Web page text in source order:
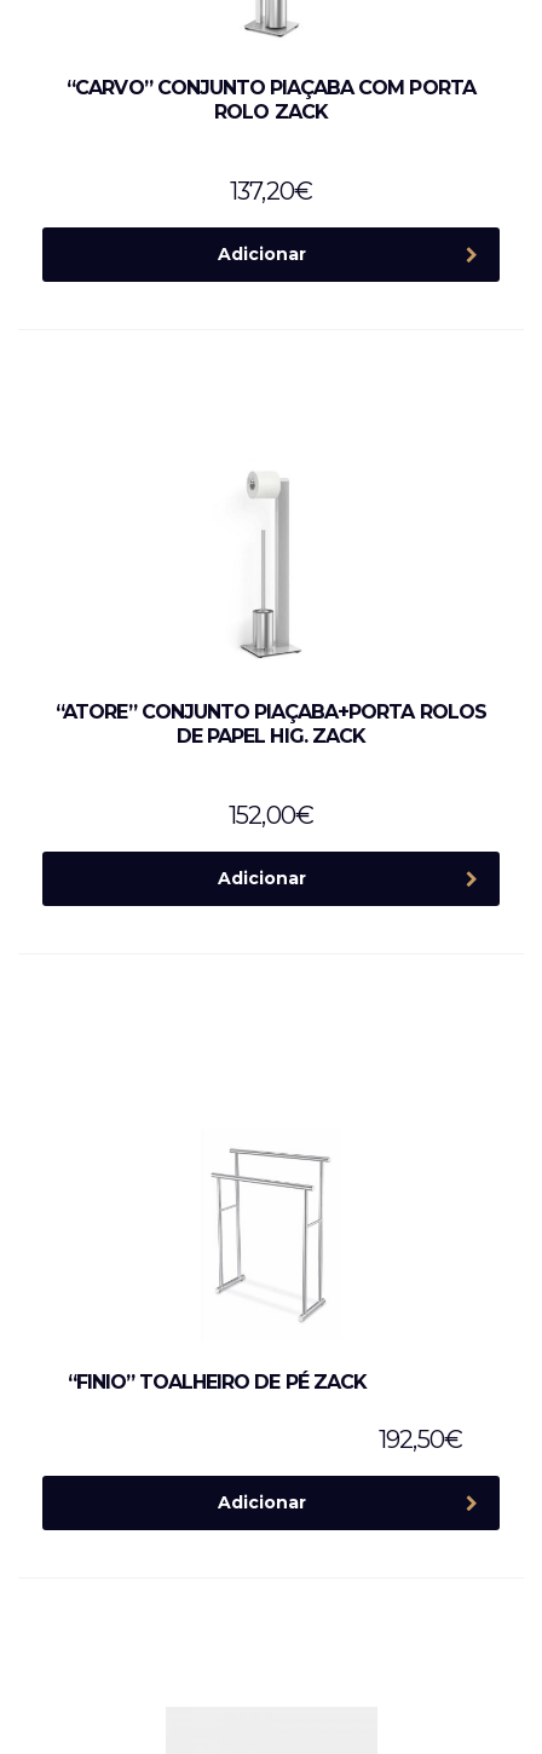
“CARVO” CONJUNTO PIAÇABA COM PORTA
ROLO ZACK
137,20€
Adicionar
“ATORE” CONJUNTO PIAÇABA+PORTA ROLOS
DE PAPEL HIG. ZACK
152,00€
Adicionar
“FINIO” TOALHEIRO DE PÉ ZACK
192,50€
Adicionar